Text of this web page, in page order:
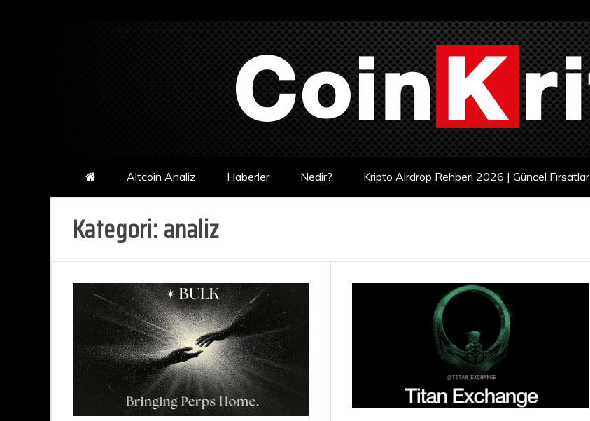
Kripto Para, Bitcoin, Altcoin ve Blockchain Haberleri
Altcoin Analiz Haberler Nedir? Kripto Airdrop Rehberi 2026 | Güncel Fırsatlar
Kategori:analiz